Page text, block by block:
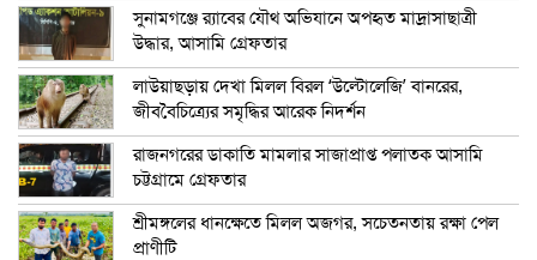
সুনামগঞ্জে র‍্যাবের যৌথ অভিযানে অপহৃত মাদ্রাসাছাত্রী
উদ্ধার, আসামি গ্রেফতার
লাউয়াছড়ায় দেখা মিলল বিরল ‘উল্টোলেজি’ বানরের,
জীববৈচিত্র্যের সমৃদ্ধির আরেক নিদর্শন
রাজনগরের ডাকাতি মামলার সাজাপ্রাপ্ত পলাতক আসামি
চট্টগ্রামে গ্রেফতার
শ্রীমঙ্গলের ধানক্ষেতে মিলল অজগর, সচেতনতায় রক্ষা পেল
প্রাণীটি